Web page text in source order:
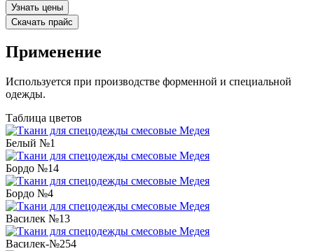
Узнать цены
Скачать прайс
Применение
Используется при производстве форменной и специальной
одежды.
Таблица цветов
Белый №1
Бордо №14
Бордо №4
Василек №13
Василек-№254